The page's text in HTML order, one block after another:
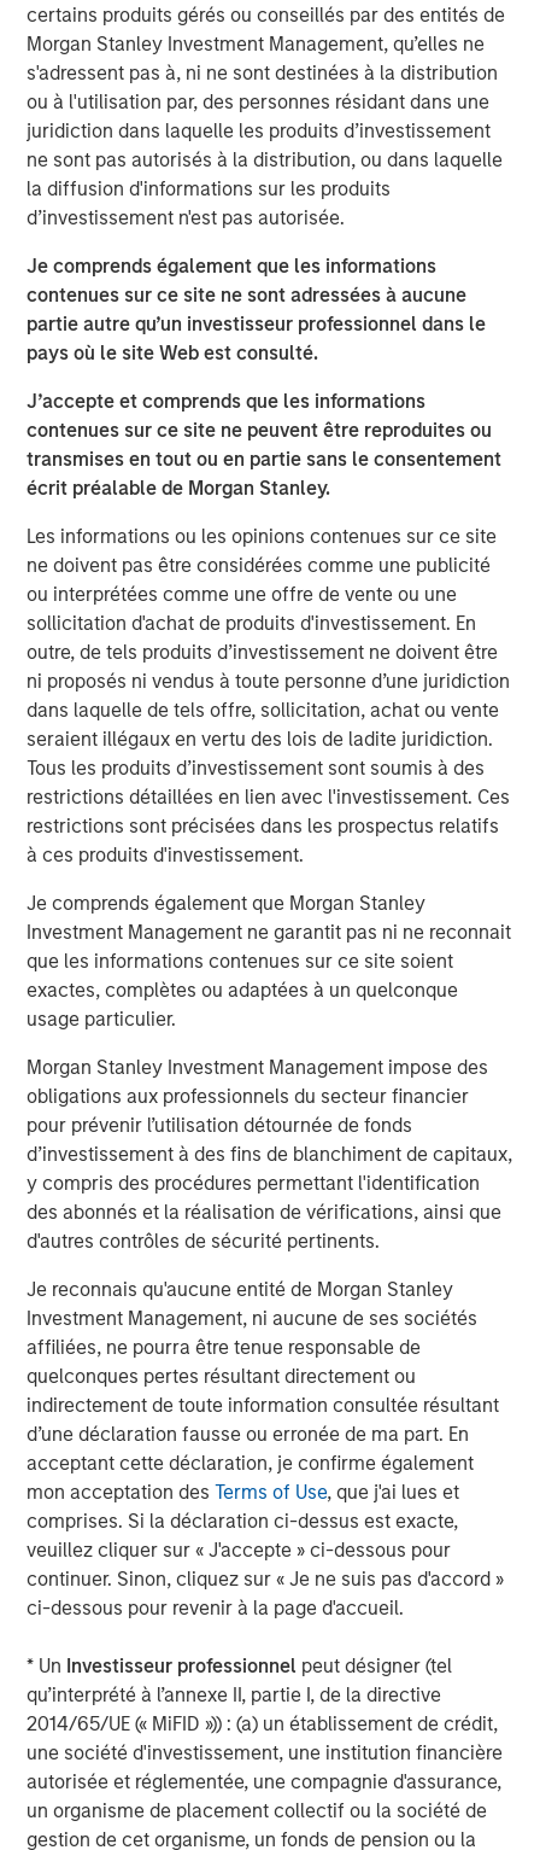
certains produits gérés ou conseillés par des entités de
Morgan Stanley Investment Management, qu’elles ne
s'adressent pas à, ni ne sont destinées à la distribution
ou à l'utilisation par, des personnes résidant dans une
juridiction dans laquelle les produits d’investissement
ne sont pas autorisés à la distribution, ou dans laquelle
la diffusion d'informations sur les produits
d’investissement n'est pas autorisée.
Je comprends également que les informations
contenues sur ce site ne sont adressées à aucune
partie autre qu’un investisseur professionnel dans le
pays où le site Web est consulté.
J’accepte et comprends que les informations
contenues sur ce site ne peuvent être reproduites ou
transmises en tout ou en partie sans le consentement
écrit préalable de Morgan Stanley.
Les informations ou les opinions contenues sur ce site
ne doivent pas être considérées comme une publicité
ou interprétées comme une offre de vente ou une
sollicitation d'achat de produits d'investissement. En
outre, de tels produits d’investissement ne doivent être
ni proposés ni vendus à toute personne d’une juridiction
dans laquelle de tels offre, sollicitation, achat ou vente
seraient illégaux en vertu des lois de ladite juridiction.
Tous les produits d’investissement sont soumis à des
restrictions détaillées en lien avec l'investissement. Ces
restrictions sont précisées dans les prospectus relatifs
à ces produits d'investissement.
Je comprends également que Morgan Stanley
Investment Management ne garantit pas ni ne reconnait
que les informations contenues sur ce site soient
exactes, complètes ou adaptées à un quelconque
usage particulier.
Morgan Stanley Investment Management impose des
obligations aux professionnels du secteur financier
pour prévenir l’utilisation détournée de fonds
d’investissement à des fins de blanchiment de capitaux,
y compris des procédures permettant l'identification
des abonnés et la réalisation de vérifications, ainsi que
d'autres contrôles de sécurité pertinents.
Je reconnais qu'aucune entité de Morgan Stanley
Investment Management, ni aucune de ses sociétés
affiliées, ne pourra être tenue responsable de
quelconques pertes résultant directement ou
indirectement de toute information consultée résultant
d’une déclaration fausse ou erronée de ma part. En
acceptant cette déclaration, je confirme également
mon acceptation desTerms of Use, que j'ai lues et
comprises. Si la déclaration ci-dessus est exacte,
veuillez cliquer sur « J'accepte » ci-dessous pour
continuer. Sinon, cliquez sur « Je ne suis pas d'accord »
ci-dessous pour revenir à la page d'accueil.
* Un Investisseur professionnel peut désigner (tel
qu’interprété à l’annexe II, partie I, de la directive
2014/65/UE (« MiFID »)) : (a) un établissement de crédit,
une société d'investissement, une institution financière
autorisée et réglementée, une compagnie d'assurance,
un organisme de placement collectif ou la société de
gestion de cet organisme, un fonds de pension ou la
THE TOKEN ECONOMY: WHEN COMPUTE
BECOMES REVENUE
Data centers are factories. Tokens are the product.
FROM REACTIVE TO AUTONOMOUS: THE AGENTIC
TRANSITION
AI is no longer waiting to be asked. It is already at
work.
DATA, DOMAIN AND DISTRIBUTION: THE NEW
SOFTWARE MOATS
The moat is no longer the code, it is the three Ds.
AI stops analyzing the economy and starts
operating it.
AI IS A FULL-STACK CAPITAL CYCLE
This is a cross-asset, cross-sector capital cycle.
COMPETING COMPUTE: TWO ARCHITECTURES,
ONE RACE
AI is a matter of national security
AI IS STRATEGIC INFRASTRUCTURE, BUT NOBODY
IS IN CHARGE
Capabilities are advancing. Governance is not.
FROM TELEGRAMS TO TOKENS: HISTORY AS A
ROADMAP
Tokens will come before the application.
Download – Big Picture – Artificial
Intelligence
Équipe Actions Marchés Émergents
expertise and local presence in global markets with an
integrated top-down and bottom-up investment approach
to invest in core and growth-oriented portfolios across
non-U.S. markets.
Idées liées
BIG PICTURE
Video: Ten Investment Truths About Artificial
Intelligence
TALES FROM THE EMERGING WORLD
Video: Mexico's Domestic Opportunity
TALES FROM THE EMERGING WORLD
Video: The De-Americanization of
The Author